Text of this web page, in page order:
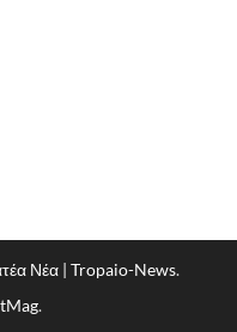
Νέα | Tropaio-News.
.